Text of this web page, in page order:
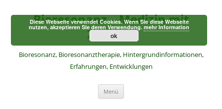
springenBioresonanz – Medizin mit
Zukunft
Bioresonanz, Bioresonanztherapie, Hintergrundinformationen,
Erfahrungen, Entwicklungen
Menü
Diese Webseite verwendet Cookies. Wenn Sie diese Webseite
nutzen, akzeptieren Sie deren Verwendung.mehr Information
ok